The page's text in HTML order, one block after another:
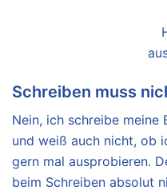
Schreiben muss
Nein, ich schreibe meine
und weiß auch nicht, ob
gern mal ausprobieren.
beim Schreiben absolut